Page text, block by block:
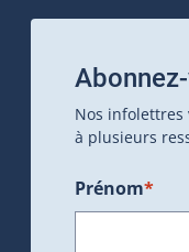
Nos infolettres
à plusieurs
Prénom*